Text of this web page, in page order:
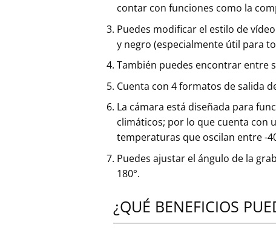
contar con funciones como la
Puedes modificar el estilo de
y negro (especialmente útil para
También puedes encontrar entre
Cuenta con 4 formatos de salida
La cámara está diseñada para
climáticos; por lo que cuenta con
temperaturas que oscilan entre -
Puedes ajustar el ángulo de la
180°.
¿QUÉ BENEFICIOS